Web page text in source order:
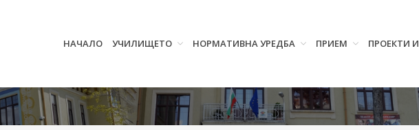
НАЧАЛО УЧИЛИЩЕТО НОРМАТИВНА УРЕДБА ПРИЕМ ПРОЕКТИ